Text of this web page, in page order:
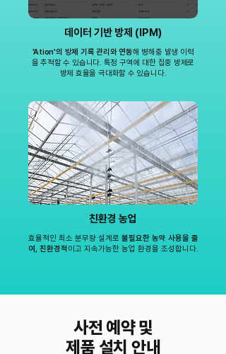
데이터 기반 방제 (IPM)
'Ation'의 방제 기록 관리와 연동해 병해충 발생 이력
을 추적할 수 있습니다. 특정 구역에 대한 집중 방제로
방제 효율을 극대화할 수 있습니다.
친환경 농업
효율적인 최소 분무량 설계로 불필요한 농약 사용을 줄
여, 친환경적 이고 지속가능한 농업 환경을 조성합니다.
사전 예약 및
제품 설치 안내